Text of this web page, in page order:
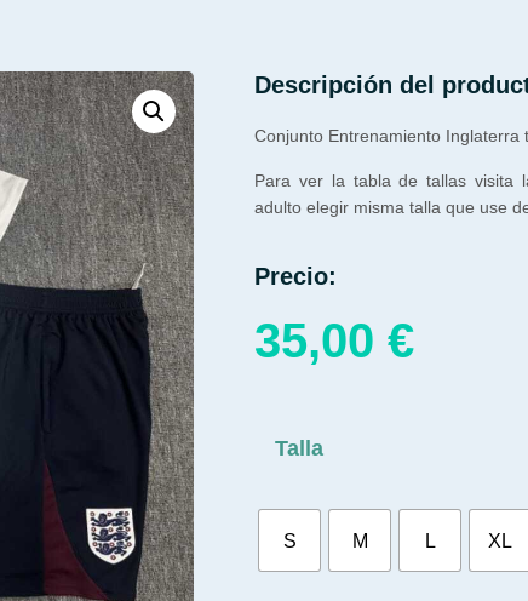
Descripción del
Conjunto Entrenamiento Inglaterra
Para ver la tabla de tallas visita
adulto elegir misma talla que use
Precio:
35,00 €
Talla
S M L XL